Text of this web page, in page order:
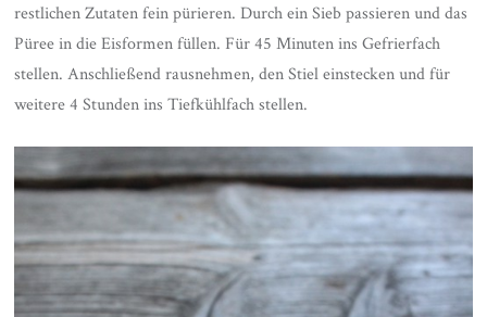
restlichen Zutaten fein pürieren. Durch ein Sieb passieren und das
Püree in die Eisformen füllen. Für 45 Minuten ins Gefrierfach
stellen. Anschließend rausnehmen, den Stiel einstecken und für
weitere 4 Stunden ins Tiefkühlfach stellen.